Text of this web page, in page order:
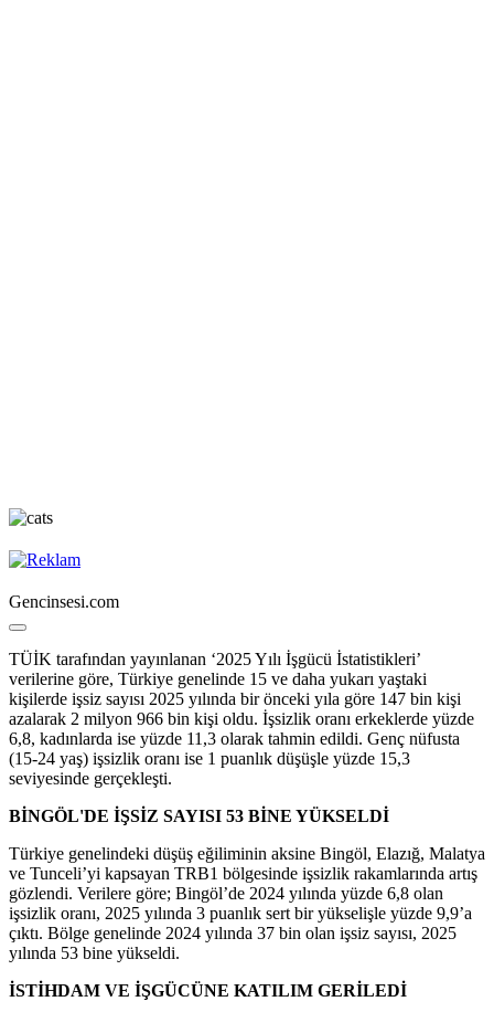
Gencinsesi.com
TÜİK tarafından yayınlanan ‘2025 Yılı İşgücü İstatistikleri’
verilerine göre, Türkiye genelinde 15 ve daha yukarı yaştaki
kişilerde işsiz sayısı 2025 yılında bir önceki yıla göre 147 bin kişi
azalarak 2 milyon 966 bin kişi oldu. İşsizlik oranı erkeklerde yüzde
6,8, kadınlarda ise yüzde 11,3 olarak tahmin edildi. Genç nüfusta
(15-24 yaş) işsizlik oranı ise 1 puanlık düşüşle yüzde 15,3
seviyesinde gerçekleşti.
BİNGÖL'DE İŞSİZ SAYISI 53 BİNE YÜKSELDİ
Türkiye genelindeki düşüş eğiliminin aksine Bingöl, Elazığ, Malatya
ve Tunceli’yi kapsayan TRB1 bölgesinde işsizlik rakamlarında artış
gözlendi. Verilere göre; Bingöl’de 2024 yılında yüzde 6,8 olan
işsizlik oranı, 2025 yılında 3 puanlık sert bir yükselişle yüzde 9,9’a
çıktı. Bölge genelinde 2024 yılında 37 bin olan işsiz sayısı, 2025
yılında 53 bine yükseldi.
İSTİHDAM VE İŞGÜCÜNE KATILIM GERİLEDİ